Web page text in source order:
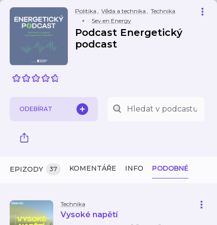
Politika , Věda a technika , Technika
Sev.en Energy
Podcast Energetický
podcast
ODEBÍRAT
EPIZODY 37 KOMENTÁŘE INFO PODOBNÉ
Technika
Vysoké napětí